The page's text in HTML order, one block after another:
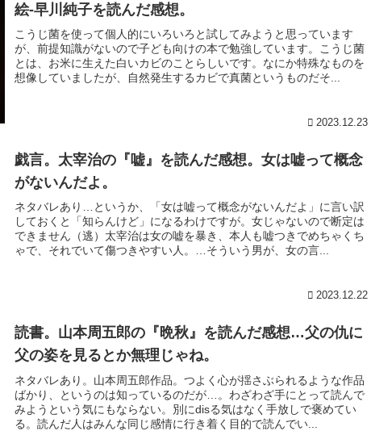
絵-早川純子を読んだ感想。
こうじ菌を使って個人的にいろいろと試してみようと思っています
が、前提知識がないので子ども向けの本で勉強しています。こうじ菌
とは、お米に生えた白いカビのことらしいです。なにか特殊なものを
想像していましたが、自然発生するカビで真菌というものだそ...
2023.12.23
戯言。太宰治の『嘘』を読んだ感想。女は嘘って概念
がないんだよ。
ネタバレあり…というか、「女は嘘って概念がないんだよ」に言い訳
しておくと「知らんけど」になるわけですが。女じゃないので断定は
できません（逃）太宰治は女の嘘を暴き、本人も嘘つきでめちゃくち
ゃで、それでいて傷つきやすい人。…そういう男が、女の言...
2023.12.22
読書。山本周五郎の『晩秋』を読んだ感想…父の仇に
父の姿を見るとか無理じゃね。
ネタバレあり。山本周五郎作品。つよく心が揺さぶられるような作品
ばかり、というのは知っているのだが…。わざわざ手にとって読んで
みようという気にもならない。別にdisる気はなく手放しで褒めてい
る。読んだ人はみんな同じ感情に行き着く目的で読んでい...